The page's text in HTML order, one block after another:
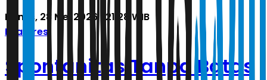
Kamis, 28 Mei 2026 | 21.28 WIB
Features
Spontanitas Tanpa Batas